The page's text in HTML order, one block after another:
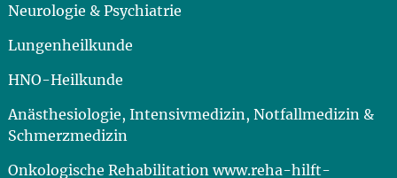
Neurologie & Psychiatrie
Lungenheilkunde
HNO-Heilkunde
Anästhesiologie, Intensivmedizin, Notfallmedizin &
Schmerzmedizin
Onkologische Rehabilitation www.reha-hilft-